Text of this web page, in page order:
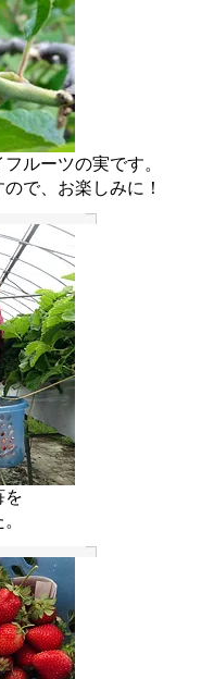
ルーツの実です。
で、お楽しみに！
を